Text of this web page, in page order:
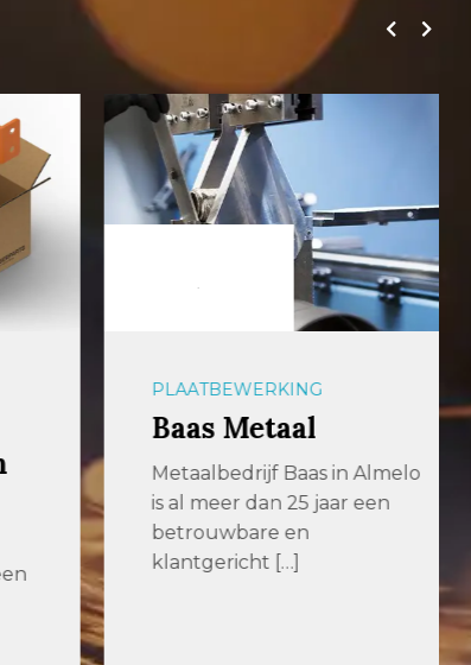
PLAATBEWERKING
Baas Metaal
Metaalbedrijf Baas in Almelo
is al meer dan 25 jaar een
betrouwbare en
klantgericht […]